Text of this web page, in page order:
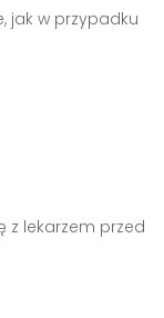
jak w przypadku
z lekarzem przed